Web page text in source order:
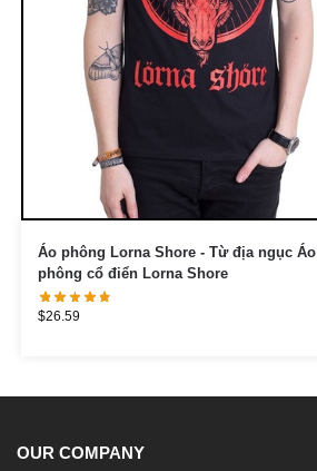
Áo phông Lorna Shore - Từ địa ngục Áo
phông cổ điển Lorna Shore
$26.59
OUR COMPANY